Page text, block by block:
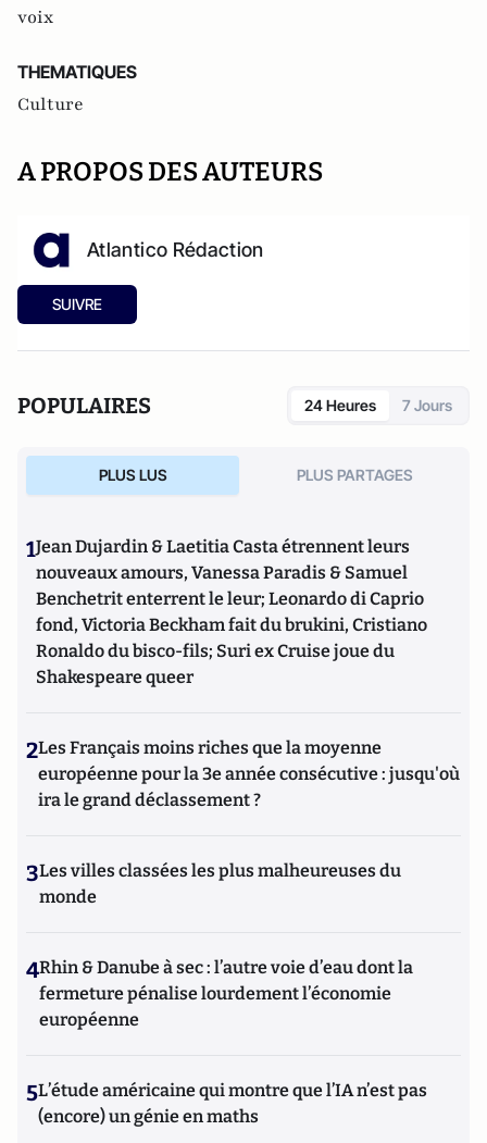
voix
THEMATIQUES
Culture
A PROPOS DES AUTEURS
Atlantico Rédaction
SUIVRE
POPULAIRES 24 Heures 7 Jours
PLUS LUS PLUS PARTAGES
1Jean Dujardin & Laetitia Casta étrennent leurs
nouveaux amours, Vanessa Paradis & Samuel
Benchetrit enterrent le leur; Leonardo di Caprio
fond, Victoria Beckham fait du brukini, Cristiano
Ronaldo du bisco-fils; Suri ex Cruise joue du
Shakespeare queer
2Les Français moins riches que la moyenne
européenne pour la 3e année consécutive : jusqu'où
ira le grand déclassement ?
3Les villes classées les plus malheureuses du
monde
4Rhin & Danube à sec : l’autre voie d’eau dont la
fermeture pénalise lourdement l’économie
européenne
5L’étude américaine qui montre que l’IA n’est pas
(encore) un génie en maths